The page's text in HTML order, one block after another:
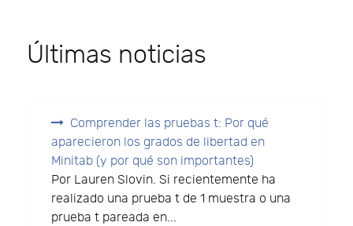
Últimas noticias
Comprender las pruebas t: Por qué
aparecieron los grados de libertad en
Minitab (y por qué son importantes)
Por Lauren Slovin. Si recientemente ha
realizado una prueba t de 1 muestra o una
prueba t pareada en...